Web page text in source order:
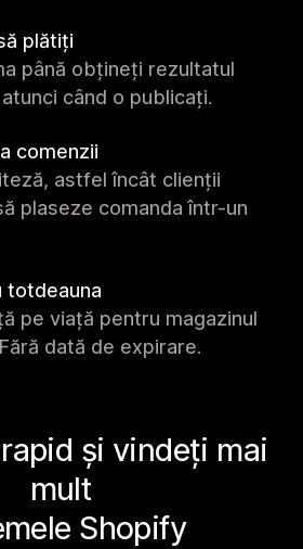
plătiți
până obțineți rezultatul
când o publicați.
comenzii
astfel încât clienții
plaseze comanda într-un
totdeauna
pe viață pentru magazinul
dată de expirare.
și vindeți mai
mult
Shopify